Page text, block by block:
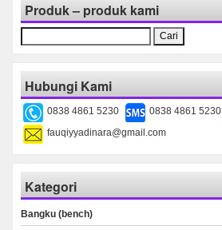
Produk – produk kami
untuk:
Hubungi Kami
0838 4861 5230 0838 4861 5230
fauqiyyadinara@gmail.com
Kategori
Bangku (bench)